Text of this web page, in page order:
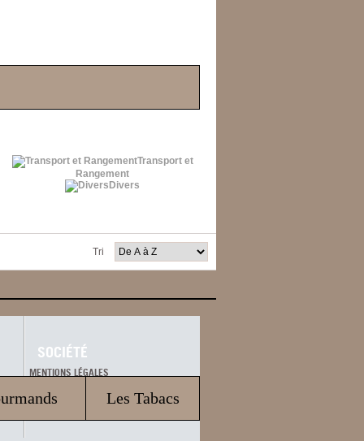
Transport et
Rangement
Divers
Les Tabacs
Tri
SOCIÉTÉ
MENTIONS LÉGALES
ECIG ET SANTÉ